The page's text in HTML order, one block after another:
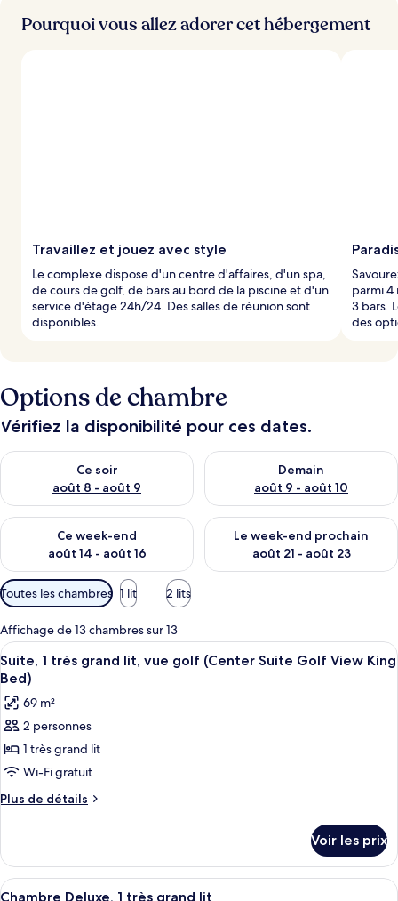
Pourquoi vous allez adorer cet hébergement
Travaillez et jouez avec style
Le complexe dispose d'un centre d'affaires, d'un spa,
de cours de golf, de bars au bord de la piscine et d'un
service d'étage 24h/24. Des salles de réunion sont
disponibles.
parmi 4
3 bars.
des
Options de chambre
Vérifiez la disponibilité pour ces dates.
Ce soir
août 8 - août 9
Vérifier la disponibilité pour ce soir août 8 - août 9
Demain
août 9 - août 10
Vérifier la disponibilité pour
Ce week-end
août 14 - août 16
Vérifier la disponibilité pour ce week-end août 14 - août 16
Le week-end prochain
août 21 - août 23
Vérifier la disponibilité pour
Filtres
disponibles
pour
les
chambres
Toutes les chambres 1 lit 2 lits
Affichage de 13 chambres sur 13
Afficher
toutes
les
photos
pour
ce
type
de
1
très
grand
Une chambre d’hôtel avec un grand
13
Suite, 1 très grand lit, vue golf (Center Suite Golf View King
Bed)
69 m²
2 personnes
1 très grand lit
Wi-Fi gratuit
Plus de détails
Plus
le
type
de
Voir les prix
Afficher
Une chambre d’hôtel avec un grand
9
Chambre Deluxe, 1 très grand lit